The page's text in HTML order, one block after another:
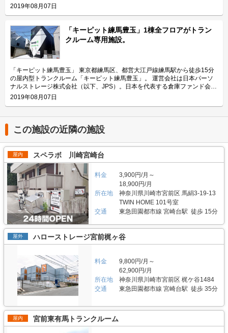
目印になっています。 今回は、法人様にとても魅力的なポイントが豊富な
トランクルーム「キーピット上用賀」についてご紹介します。 法人向け特
長①トラックでの荷物搬入が可能 「キーピット上用賀」は、東名高速東京
ICや環八通り、世田谷通りなど多くの主要道路からアクセスしやすい立地に
ありながら、これらから一本入った比較的車通りの少ない道路に面してお
り、間口も広いため車の出し入れも落ち着いてゆったりと行って頂けます。
また周辺の他のトランクルームと比較しても大きな駐車場もありますので、
荷物の運搬にバンやトラックなどの大きめの車が必要な場合でも気軽にご利
用頂けます。そのため、渋谷や目黒方面、世田谷や杉並方面にオフィスを構
えている法人様のご利用におすすめのトランクルームとなっています。駐車
場からの動線もスムーズで、途中に段差もございませんので無料で借りるこ
とのできるカートに荷物を載せて運搬頂けます。また、法人様向けの大型の
部屋は1階に多く配置されているなど使いやすさの点でも法人様におすすめ
の施設となっています。 法人向け特長②1フロアの貸し出し可能 4階建てで
全113室備えている大型トランクルーム「キーピット上用賀」。最大の特長
は3階にある1フロア貸しの区画です。3階の区画は、仕切りなどもない111
帖のスケルトンタイプとなっており、周辺エリアでも珍しいサイズのスペー
になったことにより事務所や店舗を一時的に縮小する必要が生じた場合の机
や椅子などの保管場所としての利用や、渋谷や原宿など近隣のエリアで新規
店舗をオープンする際などに必要なものを一時的に保管する場所として法人
様や個人事業者様のご利用におすすめです。また、中小物流倉庫の場合、年
契約や保証金など利用に際しハードルが高いところもあるかと思いますが、
当スペースは一時利用が可能となっておりますので柔軟にご利用頂けます。
月額利用料金は税込22万円(税込)であり、1帖あたりの価格も非常にリーズ
ナブルに設定されています。 法人向け特長③3畳以上の大型タイプが豊富
「キーピット上用賀」は、0.7帖から8.4帖まで幅広いサイズタイプを全113
室備えております。0.6帖のロッカータイプもございます。特に荷物の多い
ことが想定される法人様が利用しやすいよう、駐車場直結の1階フロアには
3.0帖以上の広さの部屋を13室配置しています。2.6帖から8.4帖までのサイ
ズを配置する1階フロアは、入口から駐車場までの段差もありませんので大
型の荷物や荷物の量が多い場合もスムーズに運搬頂けます。 一方4階フロア
は個人のお客様向けに、コンパクトな収納スペースを多く配置しています。
施設内にはエレベータも備えておりますので、4階フロアをご利用の場合で
あっても荷物の運搬は手軽にして頂けます。いずれのフロアであっても価格
設定はリーズナブルにされておりますので、納得感をもってご利用頂けま
す。 「キーピット上用賀」利用ポイント 「キーピット上用賀」は全室リー
円/月、1.0帖のスペースは税込11,000円/月といった利用料金となっていま
す。(2022年1月現在) お問合せから契約まで全てWEBで簡単に完結するこ
とが可能です。内見をご希望の場合は、現地からお電話を頂くと、お電話に
て事業を展開している日本パーソナルストレージ株式会社（以下、JPS）。
年率8%を超える成長を遂げている成長市場である日本国内のパーソナルス
動向を共有する勉強会や情報交換会を開催するなど、お客様にとって良いも
のは取り入れる体制ができています。 今回は、JPSが運営している「キー
ピット板橋小豆沢」の特徴や利用用途の傾向、会社の想いなどをご紹介しま
す。 「キーピット板橋小豆沢」の特徴を教えてください。 東京都板橋区小
豆沢の都営三田線志村坂上駅より徒歩10分の「キーピット板橋小豆沢」。
板橋区小豆沢四丁目の道路沿い付近に位置しているトランクルーム専用の新
築4階建であり、車でのアクセスもしやすく敷地内にはご契約者様専用の無
料の駐車スペースを設けている屋内型トランクルームです。施設内は、奥行
きがあり、また0.5帖から15.4帖までと幅広い用途に合わせたお部屋が用意
されております。24時間365日常に空調機器が稼働され快適な空間にて大切
な荷物を預けられるスポットです。また、定期的な巡回も行われていますの
で、安心してご利用いただけます。 主にどのような用途で利用されている
のでしょうか？ 収納しきれなくなった季節物の衣類や電化製品などを自宅
の収納スペースと同じようにご利用いただくケースが多いです。またサーフ
ボード、スキー、キャンプ道具など普段はあまり使わないレジャー用品や趣
味のグッズの収納などにもご利用いただいております。「キーピット板橋小
豆沢」には、広さ10帖、15.4帖の部屋も用意してあるので法人様のご利用
にも適しているのが特徴です。施設はアクセスがしやすい場所にあるため、
荷物の出し入れも簡単にでき、近隣にお住いの方もよくご利用しています。
「キーピット板橋小豆沢」内には、高所の荷物出し入れもしやすいよう踏み
台や、ご契約者様に無料でお使いいただける台車を用意しているため、女性
も快適にご利用いただけます。 セキュリティや安全面について教えてくだ
さい。 「キーピット板橋小豆沢」のトランクルームでは、SECOM・セキュ
リティを導入していて、入口にはTVモニターがあり、他の方の荷物の出し
入れを確認することができます。全フロアに防犯カメラなどを完備し、おひ
とり様や女性の方でも安心・安全にご利用いただける防犯設備となっており
ます。また、最適な温度管理を行っているためエアコン・サーキュレーター
など預ける荷物も安心して収納できます。 費用や契約について教えてくだ
りたいときに借りられるのが「キーピット板橋小豆沢」の特徴の一つです。
契約もパソコンやスマートフォンから簡単にできるので、ご来店による手続
きや郵送による書類手続きなど面倒なやりとりは一切不要となります。「キ
ーピット板橋小豆沢」は口座振替でのお支払いが多い一般的なトランクルー
ンクルームです。エブリデイロープライス物件を合言葉にしている「キーピ
ット板橋小豆沢」。お得なキャンペーンも行っていますので、詳細は問い合
わせください。 編集後記 現在、JPSが管理している施設は2019年7月時点
2019年08月07日
「キーピット練馬豊玉」1棟全フロアがトラン
クルーム専用施設。
「キーピット練馬豊玉」 東京都練馬区、都営大江戸線練馬駅から徒歩15分
の屋内型トランクルーム「キーピット練馬豊玉」。 運営会社は日本パーソ
ナルストレージ株式会社（以下、JPS）。日本を代表する倉庫ファンド会社
やパーソナルストレージ運営事業者と連携して事業を展開している会社で
す。年率8%を超える成長を遂げている成長市場である日本国内のパーソナ
常にアンテナを立て事業者向けに勉強会・情報交換会を開催するなど、お客
様にとって良いものは取り入れる体制ができています。 今回は、JPSが運
営している「キーピット練馬豊玉」の特徴や利用用途の傾向、会社の想いな
どをご紹介します。 「キーピット練馬豊玉」の特徴を教えてください。 東
京都練馬区の都道318号線環七通りの練馬区豊玉中二丁目交差点付近にある
「キーピット練馬豊玉」。トランクルーム専用の新築3階建である屋内型ト
ランクルームです。大通りから1本入った車でのアクセスの良い場所に位置
しています。広さ0.8帖から7.9帖までの部屋が用意されており、幅広い用途
に合わせて使えます。 「キーピット練馬豊玉」は敷地内にご契約者様専用
の無料の駐車スペースを設けています。また、定期的な巡回や清掃が行わ
れ、24時間365日常に快適な空間にて大切な荷物を預けられるスポットで
す。 主にどのような用途で利用されているのでしょうか？ 近隣にお住いの
方がご家庭のクローゼットと同じようにご利用いただくケースが多く、季節
物の衣類や電化製品など家の押入れに入りきらなくなった日用品やサーフボ
ード、スキー、キャンプ用品など普段はあまり使わない趣味・レジャーグッ
ズの収納などにもご利用いただいております。車でアクセスがしやすい場所
は、ご契約者様に無料でお使いいただける台車や、高所の荷物出し入れもし
やすいよう踏み台を用意しているため、女性も快適にご利用いただけます。
セキュリティや安全面について教えてください。 「キーピット練馬豊玉」
のトランクルームでは、全フロアに防犯カメラなどを完備し、SECOM・セ
キュリティも導入しています。入口にはTVモニターがあり、他の方の荷物
の出し入れを確認することができるため、おひとり様や女性の方でも安心・
安全にご利用いただける防犯設備となっております。また、エアコン・サー
キュレーターなどの空調機器も24時間365日稼働しているので、最適な温度
管理により衣類やカバン・ゴルフバッグなどの荷物を安心して収納できま
2019年08月07日
この施設の近隣の施設
屋内 スペラボ 川崎宮崎台
料金
3,900円/月～
18,900円/月
所在地
神奈川県川崎市宮前区 馬絹3-19-13
TWIN HOME 101号室
交通
東急田園都市線 宮崎台駅 徒歩 15分
屋外 ハローストレージ宮前梶ヶ谷
料金
9,800円/月～
62,900円/月
所在地
神奈川県川崎市宮前区 梶ケ谷1484
交通
東急田園都市線 宮崎台駅 徒歩 35分
屋内 宮前東有馬トランクルーム